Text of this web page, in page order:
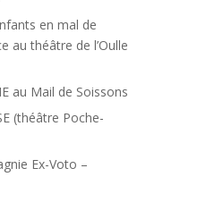
en mal de
au théâtre de l’Oulle
au Mail de Soissons
(théâtre Poche-
Ex-Voto –